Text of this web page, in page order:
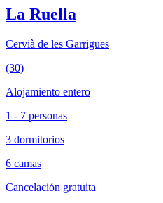
La Ruella
Cervià de les Garrigues
(30)
Alojamiento entero
1 - 7 personas
3 dormitorios
6 camas
Cancelación gratuita